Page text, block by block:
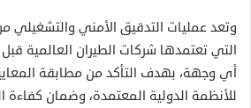
وتعد عمليات التدقيق الأمني والتشغيلي
التي تعتمدها شركات الطيران العالمية
أي وجهة، بهدف التأكد من مطابقة
للأنظمة الدولية المعتمدة، وضمان كفاءة